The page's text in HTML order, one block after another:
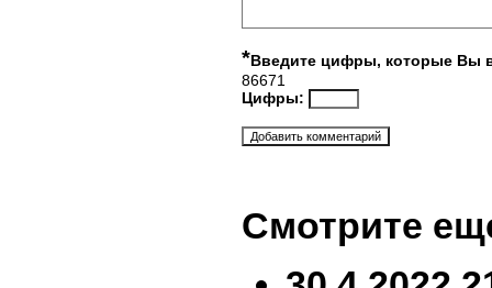
*Введите цифры, которые Вы
86671
Цифры:
Смотрите